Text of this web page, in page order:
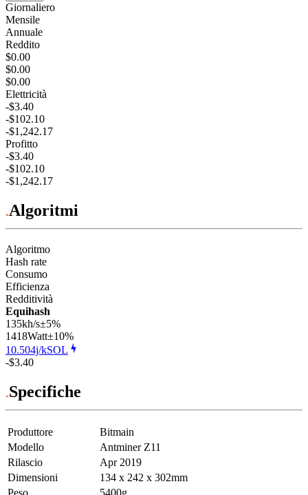
Giornaliero
Mensile
Annuale
Reddito
$0.00
$0.00
$0.00
Elettricità
-$3.40
-$102.10
-$1,242.17
Profitto
-$3.40
-$102.10
-$1,242.17
Algoritmi
Algoritmo
Hash rate
Consumo
Efficienza
Redditività
Equihash
135kh/s±5%
1418Watt±10%
10.504j/kSOL
-$3.40
Specifiche
Produttore
Bitmain
Modello
Antminer Z11
Rilascio
Apr 2019
Dimensioni
134 x 242 x 302mm